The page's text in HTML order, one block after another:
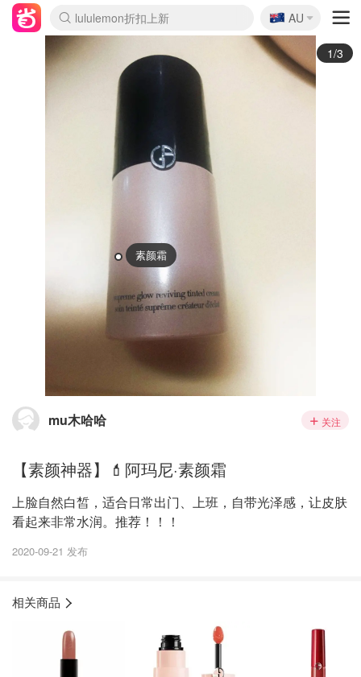
lululemon折扣上新
Sasa美妆护肤3.5折
SSENSE年中2.5折
FreshBeauty好价汇总
Cettire降价+叠9折
WWS Coles超市实拍
viagogo二手票捡漏
Myer超级周末
The Outnet奢牌1折起
David Jones 3折起
Flannels大牌1折
Perfumes Club护肤1折
AMIRO面罩$251
Amazon折扣汇总
eToro入金$200送$50
Amazon数码好物
ICONIC本周7.5折
ThedoubleF高奢地板价
Moose Knuckles 6折
丝芙兰5折起
EUFY摄像头$98
Selenichast首饰2折
Trip机票酒店促销
YSL送5件彩妆礼
Amazon家居好物
Amazon美妆护肤
雅漾大喷$8
过敏原检测盒$33
伊索独家赠50ml沐浴露
科颜氏高保湿面霜$29
SEALIFE海洋馆门票6折
丝塔芙大白罐$16
订阅Newsletter送香薰
Cult Beauty 6.8折
Harrods圣诞日历$525
LN-CC奢牌私促3折
d'Alba空姐喷雾$16
EVE LOM套装£56
Bernardelli独家4折
Adore Beauty 6折起
CT圣诞日历
Mytheresa奢品2.7折
Luxury Escapes 9折
Currentbody美容仪$881
MOON Garden Live
Roborock扫地机$649
Tingo Life水杯$24
Valentino官网5折
CR洗护套装$23
修丽可4件套$159
Myer彩妆2件7折
GANNI官网4.5折
Stylevana韩妆4折
Tessabit高奢8.5折
OGX洗发水$11
Amazon阿德莱德次日达
卡诗8.5折+赠礼
Philips Hue灯具8折
🇦🇺
AU
2/3
mu木哈哈 关注
【素颜神器】💄阿玛尼·素颜霜
上脸自然白皙，适合日常出门、上班，自带光泽感，让皮肤
看起来非常水润。推荐！！！
2020-09-21 发布
相关商品